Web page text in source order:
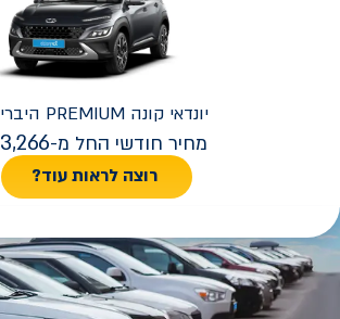
יונדאיקונה PREMIUM היברידי
מחיר חודשי החל מ-3,266
רוצה לראות עוד?